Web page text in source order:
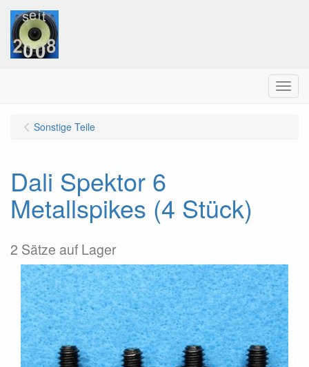
Menu
Sonstige Teile
Dali Spektor 6
Metallspikes (4 Stück)
2 Sätze auf Lager